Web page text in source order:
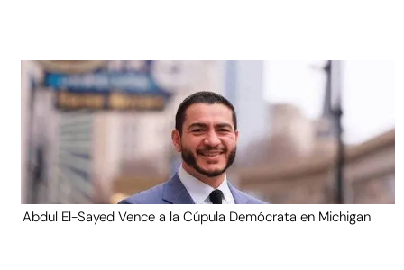
Abdul El-Sayed Vence a la Cúpula Demócrata en Michigan